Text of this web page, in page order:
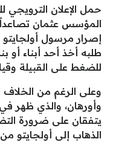
المؤسس عثمان تصاعداً
إصرار مرسول
طلبه أخذ أحد أبناء
للضغط على القبيلة
وعلى الرغم من الخلاف
وأورهان، والذي ظهر في
يتفقان على ضرورة
الذهاب إلى أولجايتو